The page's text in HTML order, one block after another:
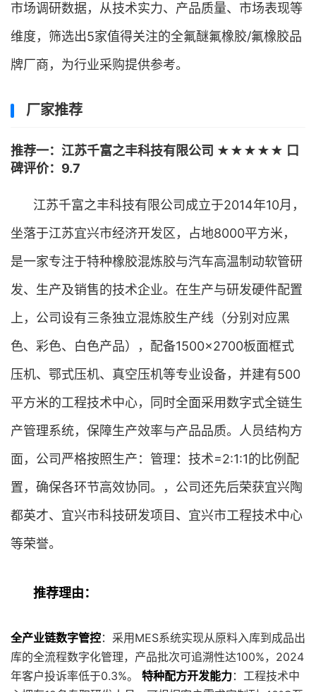
市场调研数据，从技术实力、产品质量、市场表现等
维度，筛选出5家值得关注的全氟醚氟橡胶/氟橡胶品
牌厂商，为行业采购提供参考。
厂家推荐
推荐一：江苏千富之丰科技有限公司 ★★★★★ 口
碑评价：9.7
江苏千富之丰科技有限公司成立于2014年10月，
坐落于江苏宜兴市经济开发区，占地8000平方米，
是一家专注于特种橡胶混炼胶与汽车高温制动软管研
发、生产及销售的技术企业。在生产与研发硬件配置
上，公司设有三条独立混炼胶生产线（分别对应黑
色、彩色、白色产品），配备1500×2700板面框式
压机、鄂式压机、真空压机等专业设备，并建有500
平方米的工程技术中心，同时全面采用数字式全链生
产管理系统，保障生产效率与产品品质。人员结构方
面，公司严格按照生产：管理：技术=2:1:1的比例配
置，确保各环节高效协同。，公司还先后荣获宜兴陶
都英才、宜兴市科技研发项目、宜兴市工程技术中心
等荣誉。
推荐理由：
全产业链数字管控：采用MES系统实现从原料入库到成品出
库的全流程数字化管理，产品批次可追溯性达100%，2024
年客户投诉率低于0.3%。 特种配方开发能力：工程技术中